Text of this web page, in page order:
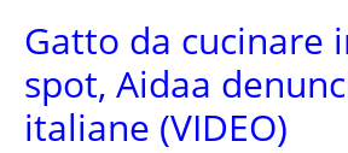
Gatto da cucinare
spot, Aidaa
italiane (VIDEO)